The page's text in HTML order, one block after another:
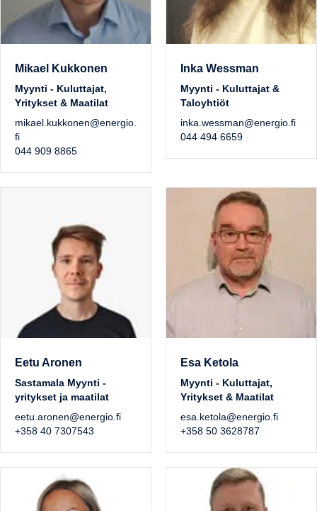
Mikael Kukkonen
Myynti - Kuluttajat,
Yritykset & Maatilat
mikael.kukkonen@energio.
fi
044 909 8865
Inka Wessman
Myynti - Kuluttajat &
Taloyhtiöt
inka.wessman@energio.fi
044 494 6659
Eetu Aronen
Sastamala Myynti -
yritykset ja maatilat
eetu.aronen@energio.fi
+358 40 7307543
Esa Ketola
Myynti - Kuluttajat,
Yritykset & Maatilat
esa.ketola@energio.fi
+358 50 3628787